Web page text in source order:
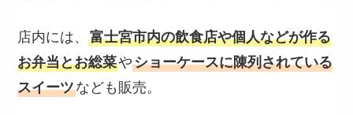
店内には、富士宮市内の飲食店や個人などが作る
お弁当とお総菜やショーケースに陳列されている
スイーツなども販売。